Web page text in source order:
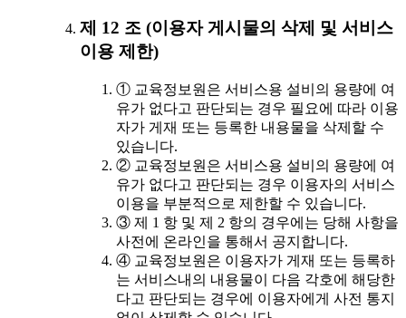
제 12 조 (이용자 게시물의 삭제 및 서비스
이용 제한)
① 교육정보원은 서비스용 설비의 용량에 여
유가 없다고 판단되는 경우 필요에 따라 이용
자가 게재 또는 등록한 내용물을 삭제할 수
있습니다.
② 교육정보원은 서비스용 설비의 용량에 여
유가 없다고 판단되는 경우 이용자의 서비스
이용을 부분적으로 제한할 수 있습니다.
③ 제 1 항 및 제 2 항의 경우에는 당해 사항을
사전에 온라인을 통해서 공지합니다.
④ 교육정보원은 이용자가 게재 또는 등록하
는 서비스내의 내용물이 다음 각호에 해당한
다고 판단되는 경우에 이용자에게 사전 통지